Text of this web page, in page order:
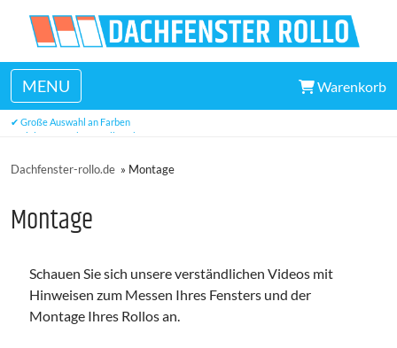
MENU Warenkorb
✔ Hervorragender Kundendienst
✔ Große Auswahl an Farben
✔ viele Maße ab Lager lieferbar
Dachfenster-rollo.de » Montage
Montage
Schauen Sie sich unsere verständlichen Videos mit
Hinweisen zum Messen Ihres Fensters und der
Montage Ihres Rollos an.